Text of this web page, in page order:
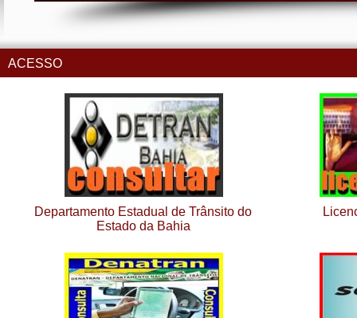
ACESSO
Departamento Estadual de Trânsito do
Estado da Bahia